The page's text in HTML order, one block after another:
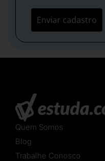
Enviar cadastro
Quem Somos
Blog
Trabalhe Conosco